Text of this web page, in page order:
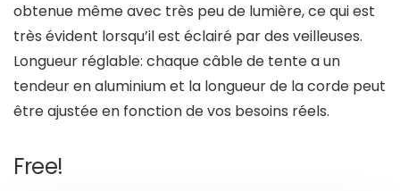
obtenue même avec très peu de lumière, ce qui est
très évident lorsqu’il est éclairé par des veilleuses.
Longueur réglable: chaque câble de tente a un
tendeur en aluminium et la longueur de la corde peut
être ajustée en fonction de vos besoins réels.
Free!